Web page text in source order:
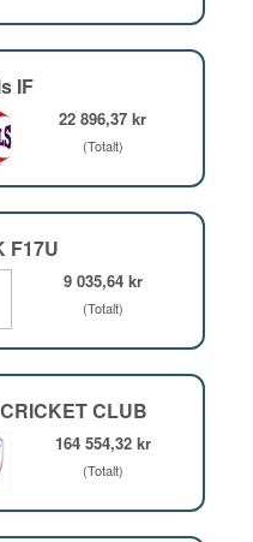
IF
22 896,37 kr
(Totalt)
F17U
9 035,64 kr
(Totalt)
CLUB
164 554,32 kr
(Totalt)